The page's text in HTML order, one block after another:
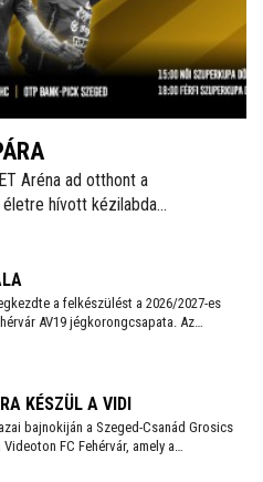
Aréna ad otthont a
hívott kézilabda
Szeged küzd meg a serlegért. A
kézilabdaünnepre jegyek már
a felkészülést a 2026/2027-es
AV19 jégkorongcsapata. Az
a FEHA19 hat fiatalja is, akik közül a
KÉSZÜL A VIDI
bajnokiján a Szeged-Csanád Grosics
FC Fehérvár, amely a
követően szeretne ismét